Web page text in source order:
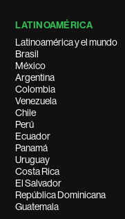
LATINOAMÉRICA
Latinoamérica y el mundo
Brasil
México
Argentina
Colombia
Venezuela
Chile
Perú
Ecuador
Panamá
Uruguay
Costa Rica
El Salvador
República Dominicana
Guatemala